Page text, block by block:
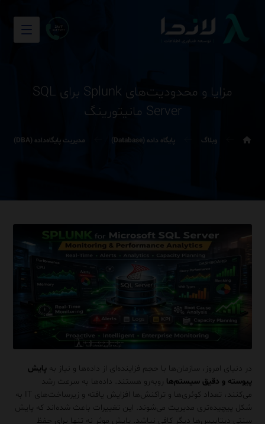
مزایا و محدودیت‌های Splunk برای SQL
Server مانیتورینگ
وبلاگ پایگاه داده (Database) مدیریت پایگاه‌داده (DBA)
در دنیای امروز، سازمان‌ها با حجم فزاینده‌ای از داده‌ها و نیاز بهپایش
پیوسته و دقیق سیستم‌ها روبه‌رو هستند. داده‌ها به سرعت رشد
می‌کنند، تعداد کوئری‌ها و تراکنش‌ها افزایش یافته و زیرساخت‌های IT به
شکل پیچیده‌تری مدیریت می‌شوند. این تغییرات باعث شده‌اند که پایش
سنتی دیتابیس‌ها دیگر کافی نباشد. پایش موثر نه تنها برای حفظ